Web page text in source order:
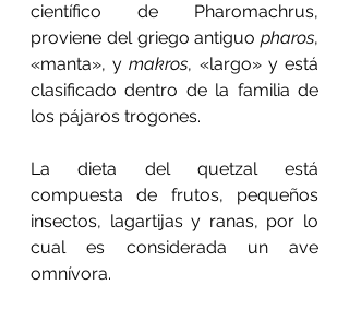
científico de Pharomachrus,
proviene del griego antiguo pharos,
«manta», y makros, «largo» y está
clasificado dentro de la familia de
los pájaros trogones.
La dieta del quetzal está
compuesta de frutos, pequeños
insectos, lagartijas y ranas, por lo
cual es considerada un ave
omnívora.